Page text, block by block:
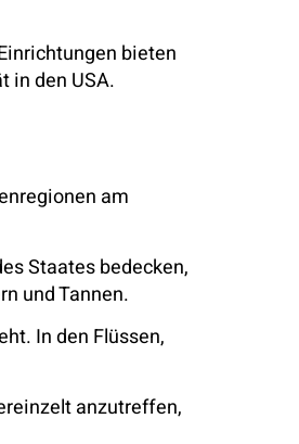
bieten
in den USA.
am
Staates bedecken,
und Tannen.
In den Flüssen,
anzutreffen,